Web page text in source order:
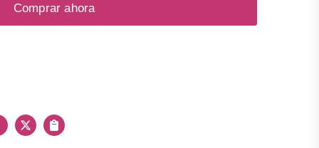
Comprar ahora
X Copiar